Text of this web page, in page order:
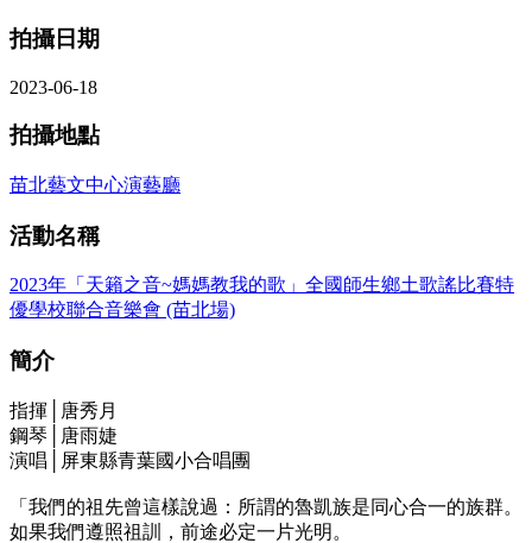
拍攝日期
2023-06-18
拍攝地點
苗北藝文中心演藝廳
活動名稱
2023年「天籟之音~媽媽教我的歌」全國師生鄉土歌謠比賽特
優學校聯合音樂會 (苗北場)
簡介
指揮│唐秀月
鋼琴│唐雨婕
演唱│屏東縣青葉國小合唱團
「我們的祖先曾這樣說過：所謂的魯凱族是同心合一的族群。
如果我們遵照祖訓，前途必定一片光明。